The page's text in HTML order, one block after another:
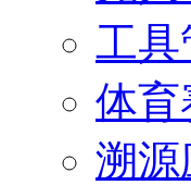
工具
体育
溯源